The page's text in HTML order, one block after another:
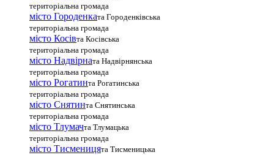
територіальна громада
місто Городенката Городенківська
територіальна громада
місто Косівта Косівська
територіальна громада
місто Надвірната Надвірнянська
територіальна громада
місто Рогатинта Рогатинська
територіальна громада
місто Снятинта Снятинська
територіальна громада
місто Тлумачта Тлумацька
територіальна громада
місто Тисменицята Тисменицька